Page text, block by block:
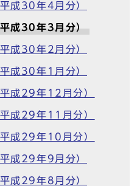
成30年4月分）
成30年3月分）
成30年2月分）
成30年1月分）
成29年12月分）
成29年11月分）
成29年10月分）
成29年9月分）
成29年8月分）